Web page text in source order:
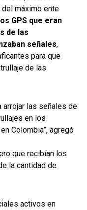
máximo ente
GPS que eran
de las
señales,
para que
de las
arrojar las señales de
en los
Colombia”, agregó
que recibían los
la cantidad de
activos en